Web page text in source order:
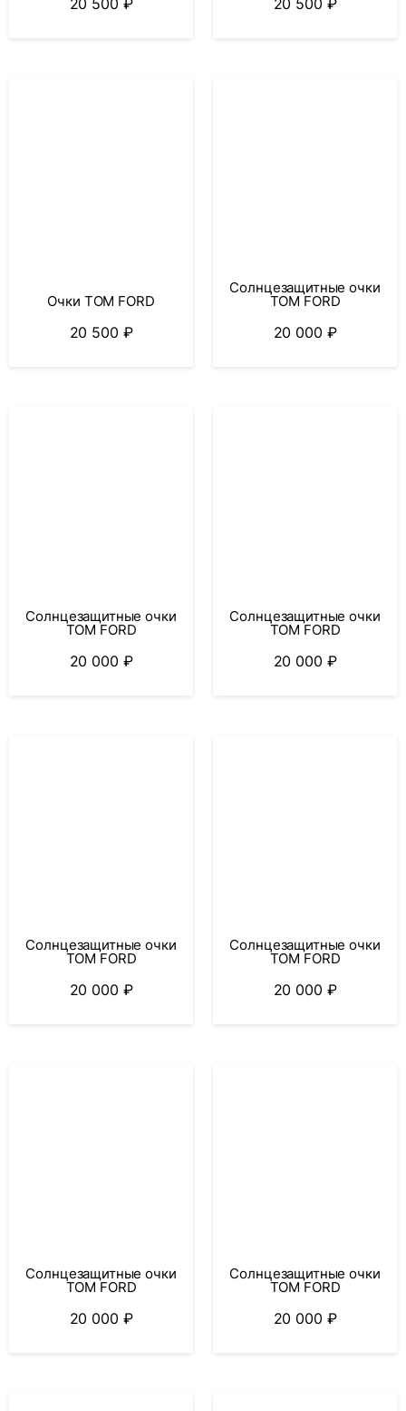
20 500 ₽ 20 500 ₽
Очки TOM FORD
20 500 ₽
Солнцезащитные очки
TOM FORD
20 000 ₽
Солнцезащитные очки
TOM FORD
20 000 ₽
Солнцезащитные очки
TOM FORD
20 000 ₽
Солнцезащитные очки
TOM FORD
20 000 ₽
Солнцезащитные очки
TOM FORD
20 000 ₽
Солнцезащитные очки
TOM FORD
20 000 ₽
Солнцезащитные очки
TOM FORD
20 000 ₽